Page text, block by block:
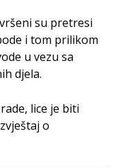
su pretresi
i tom prilikom
u vezu sa
djela.
lice je biti
o